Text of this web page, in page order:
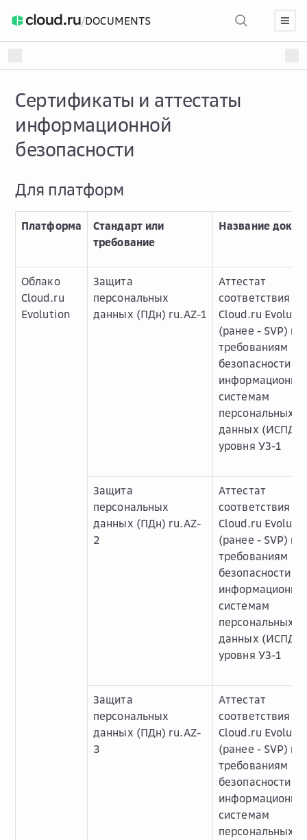
/DOCUMENTS
Сертификаты и аттестаты
информационной
безопасности
Для платформ
Платформа
Стандарт или
требование
Название
Облако
Cloud.ru
Evolution
Защита
персональных
данных (ПДн) ru.AZ-1
Аттестат
соответствия
Cloud.ru
(ранее - SVP)
требованиям
безопасности к
системам
персональных
данных (ИСПДн)
уровня УЗ-1
Защита
персональных
данных (ПДн) ru.AZ-
2
Аттестат
соответствия
Cloud.ru
(ранее - SVP)
требованиям
безопасности к
системам
персональных
данных (ИСПДн)
уровня УЗ-1
Защита
персональных
данных (ПДн) ru.AZ-
3
Аттестат
соответствия
Cloud.ru
(ранее - SVP)
требованиям
безопасности к
системам
персональных